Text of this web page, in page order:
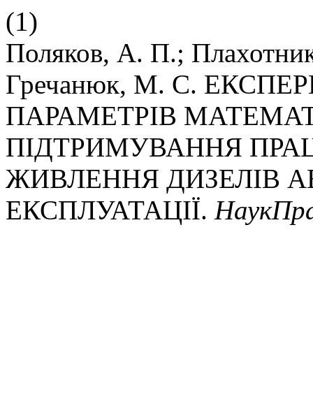
(1)
Поляков, А. П.;
Гречанюк, М. С.
ПАРАМЕТРІВ
ПІДТРИМУВАННЯ
ЖИВЛЕННЯ ДИЗЕЛІВ
ЕКСПЛУАТАЦІЇ.